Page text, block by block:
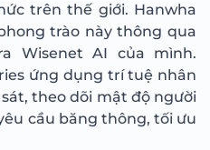
trên thế giới. Hanwha
trào này thông qua
Wisenet AI của mình.
ứng dụng trí tuệ nhân
theo dõi mật độ người
cầu băng thông, tối ưu